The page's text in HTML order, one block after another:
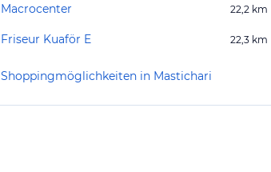
Macrocenter 22,2 km
Friseur Kuaför E 22,3 km
Shoppingmöglichkeiten in Mastichari